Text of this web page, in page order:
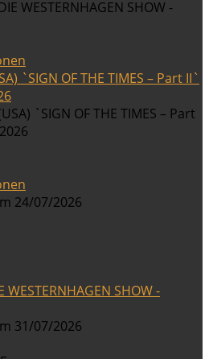
`SIGN OF THE TIMES – Part II`
24/07/2026
WESTERNHAGEN SHOW -
31/07/2026